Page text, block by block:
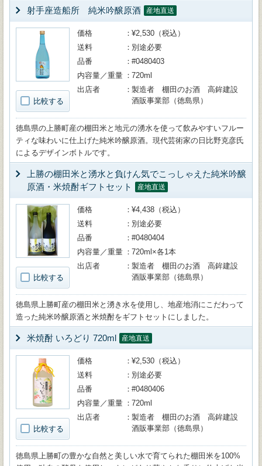
射手座造船所 純米吟醸原酒 産地直送
比較する
価格
¥2,530（税込）
送料
別途必要
品番
#0480403
内容量／重量
720ml
出店者
製造者 棚田のお酒 高鉾建設
酒販事業部（徳島県）
徳島県の上勝町産の棚田米と地元の湧水を使って飲みやすいフルー
ティな味わいに仕上げた純米吟醸原酒。現代芸術家の日比野克彦氏
によるデザインボトルです。
上勝の棚田米と湧水と負けん気でこっしゃえた純米吟醸
原酒・米焼酎ギフトセット
産地直送
比較する
価格
¥4,438（税込）
送料
別途必要
品番
#0480404
内容量／重量
720ml×各1本
出店者
製造者 棚田のお酒 高鉾建設
酒販事業部（徳島県）
徳島県上勝町産の棚田米と湧き水を使用し、地産地消にこだわって
造った純米吟醸原酒と米焼酎をギフトセットにしました。
米焼酎 いろどり 720ml 産地直送
比較する
価格
¥2,530（税込）
送料
別途必要
品番
#0480406
内容量／重量
720ml
出店者
製造者 棚田のお酒 高鉾建設
酒販事業部（徳島県）
徳島県上勝町の豊かな自然と美しい水で育てられた棚田米を100%